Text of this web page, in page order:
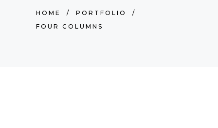
HOME / PORTFOLIO
/
FOUR COLUMNS